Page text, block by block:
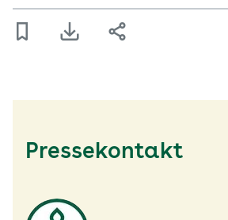
Pressekontakt